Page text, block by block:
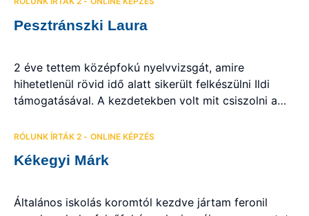
Pesztránszki Laura
2 éve tettem középfokú nyelvvizsgát, amire
hihetetlenül rövid idő alatt sikerült felkészülni Ildi
támogatásával. A kezdetekben volt mit csiszolni a
hogy az Ildi által elsajátított nyelvtani és elméleti
az oktatás menete így bárki könnyen megtanulhat
megmérettetésre. […]
RÓLUNK ÍRTÁK 2 - ONLINE KÉPZÉS
Kékegyi Márk
Általános iskolás koromtól kezdve jártam feronil